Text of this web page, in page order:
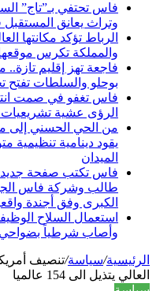
فاس تحتفي بـ”تاج”
وتراث يعانق المستقبل في
الرباط تؤكد مكانتها
والمملكة تكرس
فاجعة تهز إقليم
بوحلو والسلطات تفتح
فاس تغفو في صمت
الرؤى عشية تشريعيات 23 شتنبر
من الحي الحسني إلى
يقود دينامية تنظيمية
الميدان
فاس تكتب صفحة جديدة
طالب وشركة فاس
الكبرى وفق أجندة
استعمال السلاح
وأصاب شرطياً
الرئيسية/سياسة/تنصيف
العالي يتذيل الى 154 عالميا